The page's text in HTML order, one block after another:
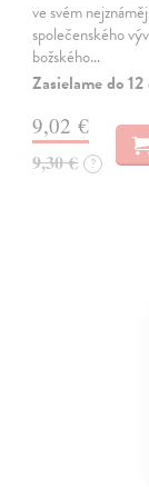
ve svém
společenského
božského…
Zasielame do
9,02 €
9,30 € ?